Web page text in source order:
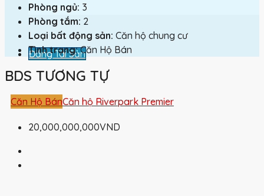
Đăng Tài Sản
Phòng ngủ: 3
Phòng tắm: 2
Loại bất động sản: Căn hộ chung cư
Tình trạng: Căn Hộ Bán
BDS TƯƠNG TỰ
Căn Hộ BánCăn hộ Riverpark Premier
20,000,000,000VND